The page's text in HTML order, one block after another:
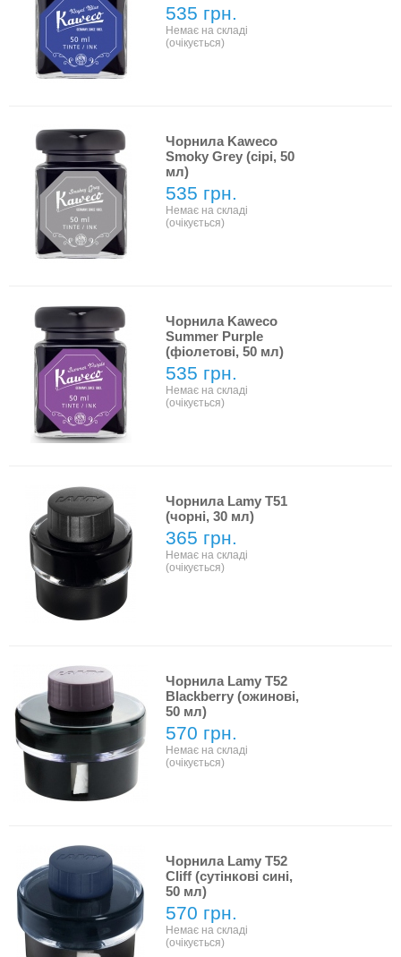
535 грн.
Немає на складі
(очікується)
Чорнила Kaweco
Smoky Grey (сірі, 50
мл)
535 грн.
Немає на складі
(очікується)
Чорнила Kaweco
Summer Purple
(фіолетові, 50 мл)
535 грн.
Немає на складі
(очікується)
Чорнила Lamy T51
(чорні, 30 мл)
365 грн.
Немає на складі
(очікується)
Чорнила Lamy T52
Blackberry (ожинові,
50 мл)
570 грн.
Немає на складі
(очікується)
Чорнила Lamy T52
Cliff (сутінкові сині,
50 мл)
570 грн.
Немає на складі
(очікується)